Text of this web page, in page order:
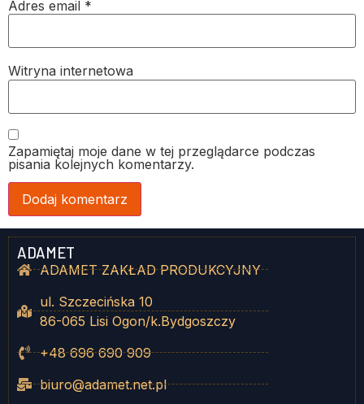
Adres email *
Witryna internetowa
Zapamiętaj moje dane w tej przeglądarce podczas
pisania kolejnych komentarzy.
ADAMET
ADAMET ZAKŁAD PRODUKCYJNY
ul. Szczecińska 10
86-065 Lisi Ogon/k.Bydgoszczy
+48 696 690 909
biuro@adamet.net.pl